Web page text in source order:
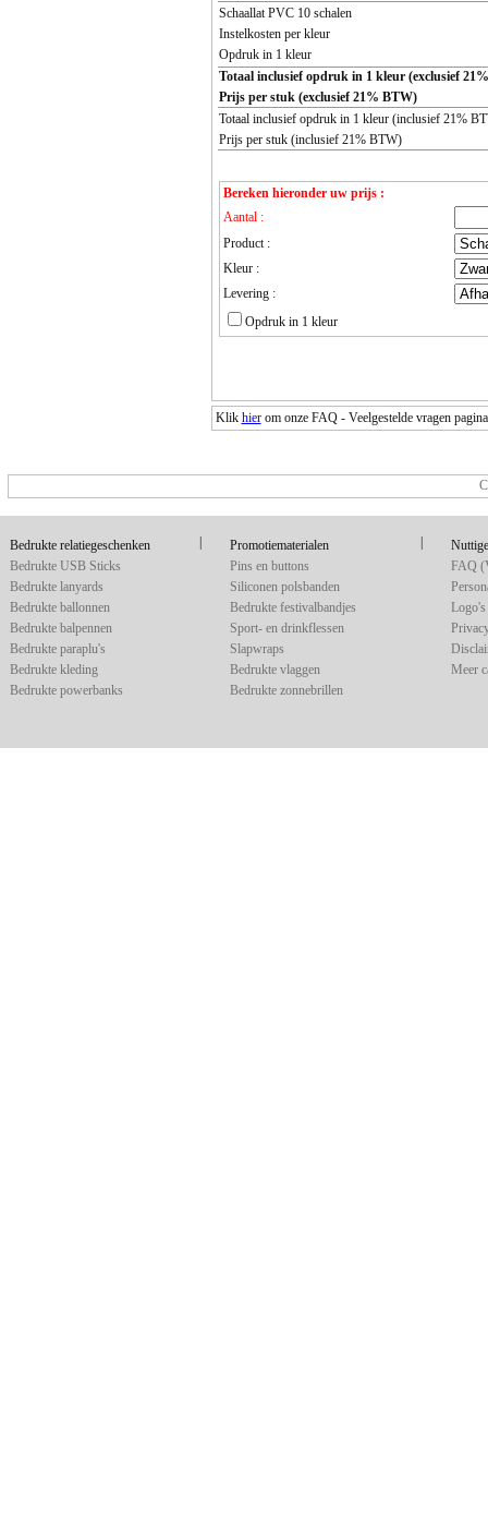
Schaallat PVC 10 schalen
Instelkosten per kleur
Opdruk in 1 kleur
Totaal inclusief opdruk in 1 kleur (exclusief
Prijs per stuk (exclusief 21% BTW)
Totaal inclusief opdruk in 1 kleur (inclusief 21%
Prijs per stuk (inclusief 21% BTW)
Bereken hieronder uw prijs :
Aantal :
Product :
Kleur :
Levering :
Opdruk in 1 kleur
Klik hierom onze FAQ - Veelgestelde vragen
Bedrukte relatiegeschenken
Bedrukte USB Sticks
Bedrukte lanyards
Bedrukte ballonnen
Bedrukte balpennen
Bedrukte paraplu's
Bedrukte kleding
Bedrukte powerbanks
Promotiematerialen
Pins en buttons
Siliconen polsbanden
Bedrukte festivalbandjes
Sport- en drinkflessen
Slapwraps
Bedrukte vlaggen
Bedrukte zonnebrillen
FAQ
Logo's
Meer